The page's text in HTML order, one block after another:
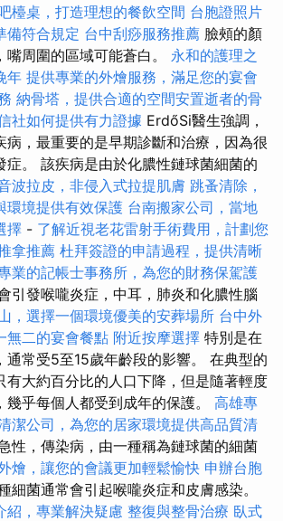
檯桌，打造理想的餐飲空間 台胞證照片
備符合規定 台中刮痧服務推薦 臉頰的顏
周圍的區域可能蒼白。 永和的護理之
年 提供專業的外燴服務，滿足您的宴會
納骨塔，提供合適的空間安置逝者的骨
社如何提供有力證據 ErdőSi醫生強調，
病，最重要的是早期診斷和治療，因為很
症。 該疾病是由於化膿性鏈球菌細菌的
波拉皮，非侵入式拉提肌膚 跳蚤清除，
環境提供有效保護 台南搬家公司，當地
擇 - 了解近視老花雷射手術費用，計劃您
拿推薦 杜拜簽證的申請過程，提供清晰
業的記帳士事務所，為您的財務保駕護
引發喉嚨炎症，中耳，肺炎和化膿性腦
，選擇一個環境優美的安葬場所 台中外
無二的宴會餐點 附近按摩選擇 特別是在
通常受5至15歲年齡段的影響。 在典型的
有大約百分比的人口下降，但是隨著輕度
幾乎每個人都受到成年的保護。 高雄專
潔公司，為您的居家環境提供高品質清
性，傳染病，由一種稱為鏈球菌的細菌
燴，讓您的會議更加輕鬆愉快 申辦台胞
細菌通常會引起喉嚨炎症和皮膚感染。
紹，專業解決疑慮 整復與整骨治療 臥式